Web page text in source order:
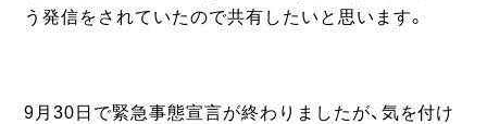
う発信をされていたので共有したいと思います。
9月30日で緊急事態宣言が終わりましたが、気を付け